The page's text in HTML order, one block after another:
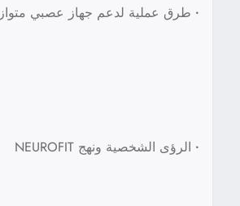
• طرق عملية لدعم جهاز عصبي
• الرؤى الشخصية ونهج NEUROFIT